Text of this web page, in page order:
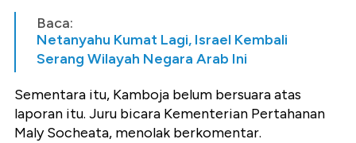
Baca:
Netanyahu Kumat Lagi, Israel Kembali
Serang Wilayah Negara Arab Ini
Sementara itu, Kamboja belum bersuara atas
laporan itu. Juru bicara Kementerian Pertahanan
Maly Socheata, menolak berkomentar.